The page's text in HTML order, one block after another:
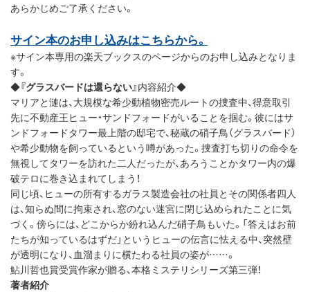
あらかじめご了承ください。
サイン本のお申し込みはこちらから。
※サイン本専用の楽天ブックスのページからのお申し込みとなりま
す。
◆『グラスバードは還らない』内容紹介◆
マリアと漣は、大規模な希少動植物密売ルートの捜査中、得意取引
先に不動産王ヒュー・サンドフォードがいることを掴む。彼にはサ
ンドフォードタワー最上階の邸宅で、秘蔵の硝子鳥（グラスバード）
や希少動物を飼っているという噂があった。捜査打ち切りの命令を
無視してタワーを訪れた二人だったが、あろうことかタワー内の爆
破テロに巻き込まれてしまう！
同じ頃、ヒューの所有するガラス製造会社の社員とその関係者四人
は、知らぬ間に拘束され、窓のない迷宮に閉じ込められたことに気
づく。傍らには、どこからか紛れ込んだ硝子鳥もいた。「答えはお前
たちが知っているはずだ」というヒューの伝言に怯える中、突然壁
が透明になり、血溜まりに横たわる社員の姿が……。
鮎川哲也賞受賞作家が贈る、本格ミステリシリーズ第三弾！
著者紹介